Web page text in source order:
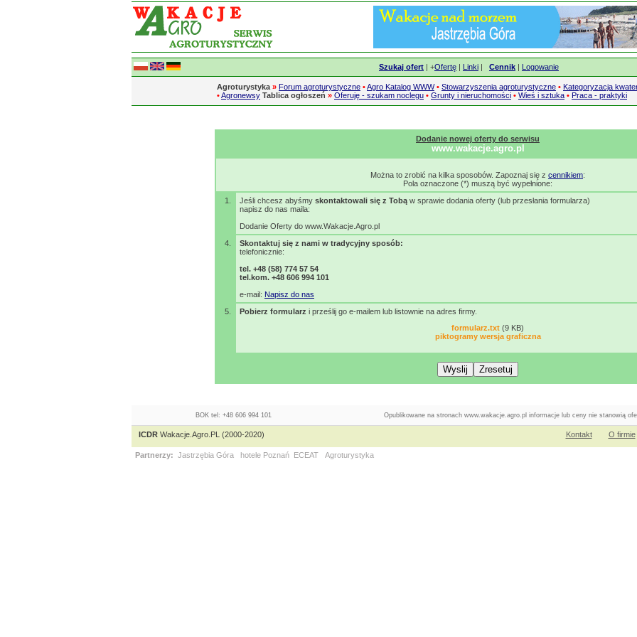
Szukaj ofert | +Ofertę | Linki | Cennik | Logowanie
Agroturystyka » Forum agroturystyczne •Agro Katalog WWW • Stowarzyszenia agroturystyczne • Kategoryzacja
•Agronewsy Tablica ogłoszeń » Oferuję - szukam noclegu • Grunty i nieruchomości • Wieś i sztuka • Praca - praktyki
Dodanie nowej oferty do serwisu
www.wakacje.agro.pl
Można to zrobić na kilka sposobów. Zapoznaj się z cennikiem:
Pola oznaczone (*) muszą być wypełnione:
1.
Jeśli chcesz abyśmy skontaktowali się z Tobą w sprawie dodania oferty (lub przesłania formularza)
napisz do nas maila:
Dodanie Oferty do www.Wakacje.Agro.pl
4.
Skontaktuj się z nami w tradycyjny sposób:
telefonicznie:
tel. +48 (58) 774 57 54
tel.kom. +48 606 994 101
e-mail: Napisz do nas
5.
Pobierz formularz i prześlij go e-mailem lub listownie na adres firmy.
formularz.txt (9 KB)
piktogramy wersja graficzna
BOK tel: +48 606 994 101 Opublikowane na stronach www.wakacje.agro.pl informacje lub ceny nie stanowią
ICDRWakacje.Agro.PL (2000-2020) Kontakt O firmie
Partnerzy: Jastrzębia Góra hotele Poznań ECEAT Agroturystyka